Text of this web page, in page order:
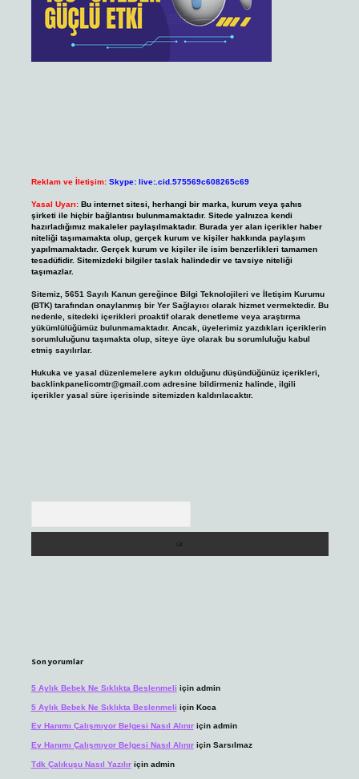
Reklam ve İletişim: Skype: live:.cid.575569c608265c69
Yasal Uyarı: Bu internet sitesi, herhangi bir marka, kurum veya şahıs
şirketi ile hiçbir bağlantısı bulunmamaktadır. Sitede yalnızca kendi
hazırladığımız makaleler paylaşılmaktadır. Burada yer alan içerikler haber
niteliği taşımamakta olup, gerçek kurum ve kişiler hakkında paylaşım
yapılmamaktadır. Gerçek kurum ve kişiler ile isim benzerlikleri tamamen
tesadüfidir. Sitemizdeki bilgiler taslak halindedir ve tavsiye niteliği
taşımazlar.
Sitemiz, 5651 Sayılı Kanun gereğince Bilgi Teknolojileri ve İletişim Kurumu
(BTK) tarafından onaylanmış bir Yer Sağlayıcı olarak hizmet vermektedir. Bu
nedenle, sitedeki içerikleri proaktif olarak denetleme veya araştırma
yükümlülüğümüz bulunmamaktadır. Ancak, üyelerimiz yazdıkları içeriklerin
sorumluluğunu taşımakta olup, siteye üye olarak bu sorumluluğu kabul
etmiş sayılırlar.
Hukuka ve yasal düzenlemelere aykırı olduğunu düşündüğünüz içerikleri,
backlinkpanelicomtr@gmail.comadresine bildirmeniz halinde, ilgili
içerikler yasal süre içerisinde sitemizden kaldırılacaktır.
Son yorumlar
5 Aylık Bebek Ne Sıklıkta Beslenmeli için admin
5 Aylık Bebek Ne Sıklıkta Beslenmeli için Koca
Ev Hanımı Çalışmıyor Belgesi Nasıl Alınıriçin admin
Ev Hanımı Çalışmıyor Belgesi Nasıl Alınıriçin Sarsılmaz
Tdk Çalıkuşu Nasıl Yazılıriçin admin